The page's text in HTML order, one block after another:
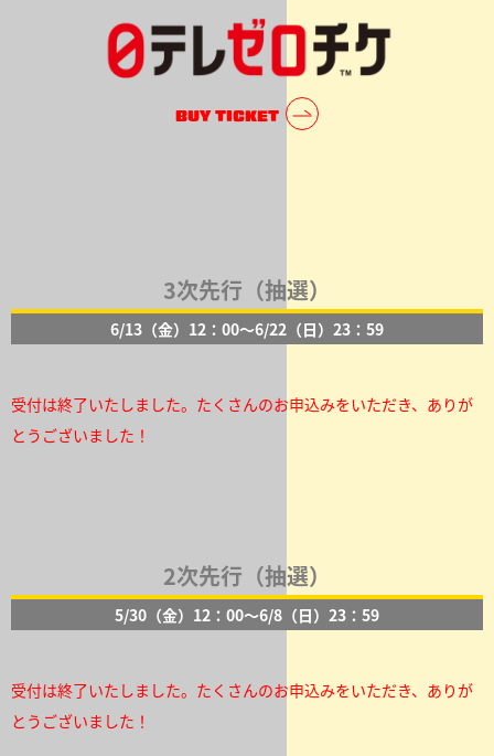
BUY TICKET
3次先行（抽選）
6/13（金）12：00～6/22（日）23：59
受付は終了いたしました。たくさんのお申込みをいただき、ありが
とうございました！
2次先行（抽選）
5/30（金）12：00～6/8（日）23：59
受付は終了いたしました。たくさんのお申込みをいただき、ありが
とうございました！